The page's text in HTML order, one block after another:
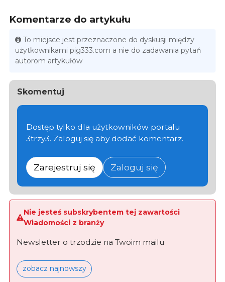
Komentarze do artykułu
To miejsce jest przeznaczone do dyskusji między
użytkownikami pig333.com a nie do zadawania pytań
autorom artykułów
Skomentuj
Dostęp tylko dla użytkowników portalu
3trzy3. Zaloguj się aby dodać komentarz.
Zarejestruj się Zaloguj się
Nie jesteś subskrybentem tej zawartości
Wiadomości z branży
Newsletter o trzodzie na Twoim mailu
zobacz najnowszy